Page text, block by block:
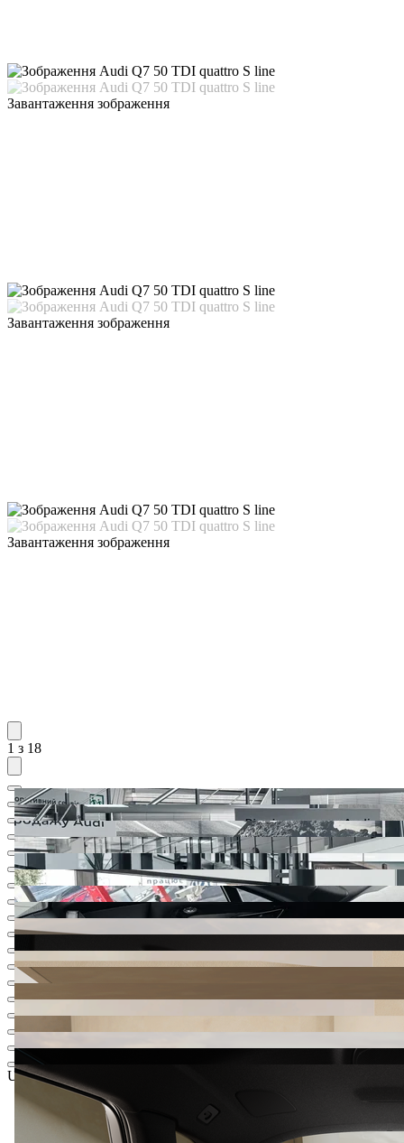
Завантаження зображення
Завантаження зображення
Завантаження зображення
1 з 18
UAH 4 316 628,34